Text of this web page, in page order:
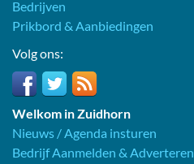
Bedrijven
Prikbord & Aanbiedingen
Volg ons:
Welkom in Zuidhorn
Nieuws / Agenda insturen
Bedrijf Aanmelden & Adverteren